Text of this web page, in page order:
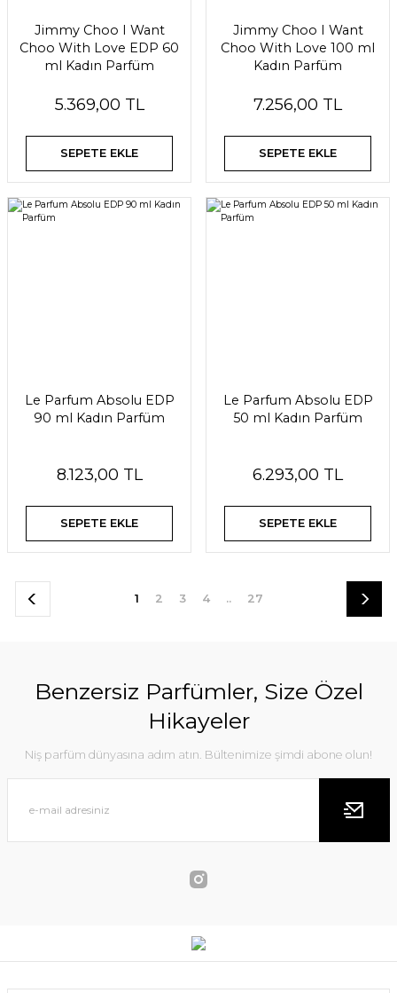
Jimmy Choo I Want
Choo With Love EDP 60
ml Kadın Parfüm
5.369,00 TL
SEPETE EKLE
Jimmy Choo I Want
Choo With Love 100 ml
Kadın Parfüm
7.256,00 TL
SEPETE EKLE
Le Parfum Absolu EDP
90 ml Kadın Parfüm
8.123,00 TL
SEPETE EKLE
Le Parfum Absolu EDP
50 ml Kadın Parfüm
6.293,00 TL
SEPETE EKLE
1 2 3 4 .. 27
Benzersiz Parfümler, Size Özel
Hikayeler
Niş parfüm dünyasına adım atın. Bültenimize şimdi abone olun!